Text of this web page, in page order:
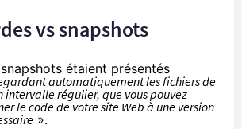
vs snapshots
étaient présentés
automatiquement les fichiers de
intervalle régulier, que vous pouvez
le code de votre site Web à une version
».